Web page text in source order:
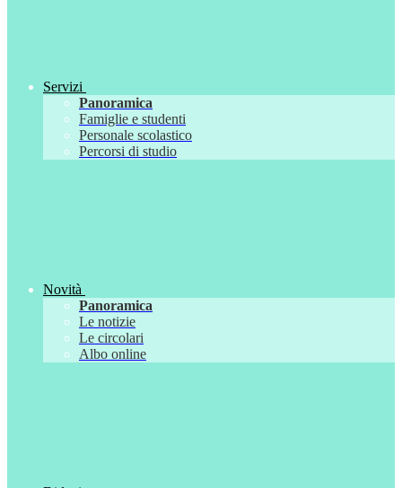
Servizi
Panoramica
Famiglie e studenti
Personale scolastico
Percorsi di studio
Novità
Panoramica
Le notizie
Le circolari
Albo online